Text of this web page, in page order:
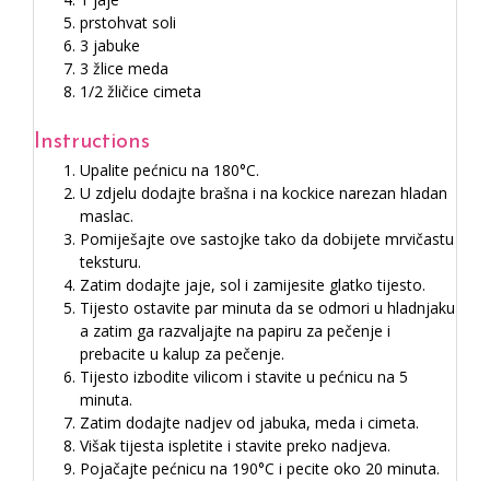
prstohvat soli
3 jabuke
3 žlice meda
1/2 žličice cimeta
Instructions
Upalite pećnicu na 180°C.
U zdjelu dodajte brašna i na kockice narezan hladan
maslac.
Pomiješajte ove sastojke tako da dobijete mrvičastu
teksturu.
Zatim dodajte jaje, sol i zamijesite glatko tijesto.
Tijesto ostavite par minuta da se odmori u hladnjaku
a zatim ga razvaljajte na papiru za pečenje i
prebacite u kalup za pečenje.
Tijesto izbodite vilicom i stavite u pećnicu na 5
minuta.
Zatim dodajte nadjev od jabuka, meda i cimeta.
Višak tijesta ispletite i stavite preko nadjeva.
Pojačajte pećnicu na 190°C i pecite oko 20 minuta.